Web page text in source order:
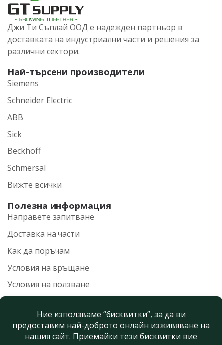
Джи Ти Съплай ООД е надежден партньор в
доставката на индустриални части и решения за
различни сектори.
Най-търсени производители
Siemens
Schneider Electric
ABB
Sick
Beckhoff
Schmersal
Вижте всички
Полезна информация
Направете запитване
Доставка на части
Как да поръчам
Условия на връщане
Условия на ползване
Нашите контакти
+359 899 559 100